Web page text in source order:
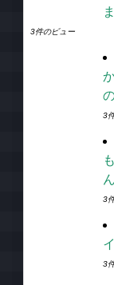
3件のビュー
3
3
3